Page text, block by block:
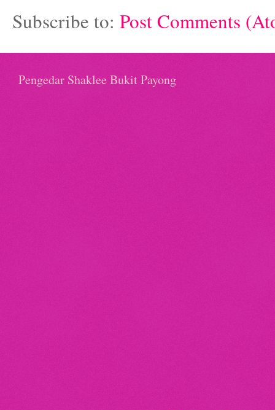
Subscribe to: Post Comments
Pengedar Shaklee Bukit Payong